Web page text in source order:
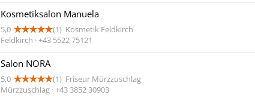
Kosmetiksalon Manuela
5,0 (1) Kosmetik Feldkirch
Feldkirch · +43 5522 75121
Salon NORA
5,0 (1) Friseur Mürzzuschlag
Mürzzuschlag · +43 3852 30903